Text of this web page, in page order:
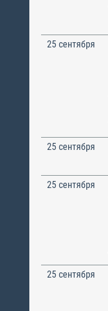
25 сентября
25 сентября
25 сентября
25 сентября